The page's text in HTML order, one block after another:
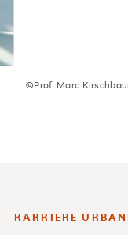
©Prof. Marc
KARRIERE